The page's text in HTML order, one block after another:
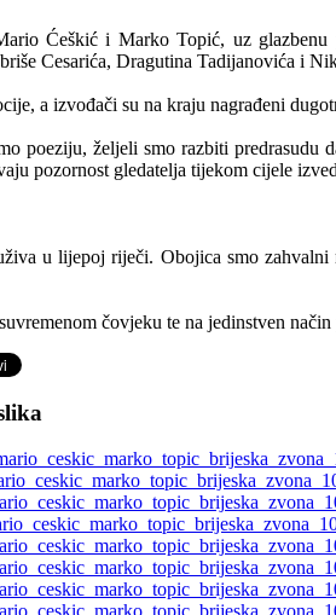
Ćeškić i Marko Topić, uz
Cesarića, Dragutina Tadijanovića i
a izvođači su na kraju nagrađeni
poeziju, željeli smo razbiti predrasudu
pozornost gledatelja tijekom cijele
u lijepoj riječi. Obojica smo
čovjeku te na jedinstven